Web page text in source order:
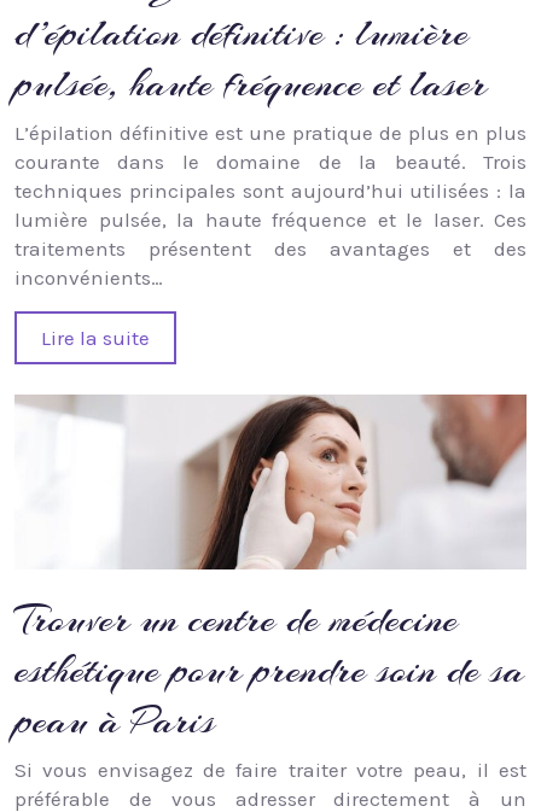
d’épilation définitive : lumière
pulsée, haute fréquence et laser
L’épilation définitive est une pratique de plus en plus
courante dans le domaine de la beauté. Trois
techniques principales sont aujourd’hui utilisées : la
lumière pulsée, la haute fréquence et le laser. Ces
traitements présentent des avantages et des
inconvénients…
Lire la suite
Trouver un centre de médecine
esthétique pour prendre soin de sa
peau à Paris
Si vous envisagez de faire traiter votre peau, il est
préférable de vous adresser directement à un